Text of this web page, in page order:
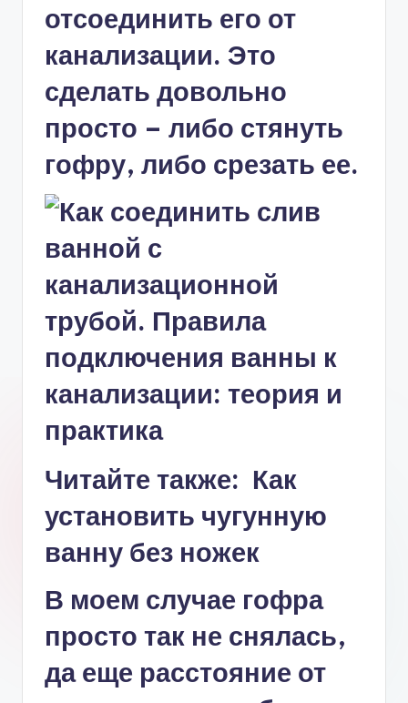
отсоединить его от
канализации. Это
сделать довольно
просто – либо стянуть
гофру, либо срезать ее.
Читайте также: Как
установить чугунную
ванну без ножек
В моем случае гофра
просто так не снялась,
да еще расстояние от